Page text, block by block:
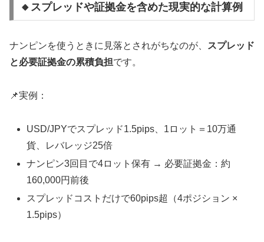
🔸スプレッドや証拠金を含めた現実的な計算例
ナンピンを使うときに見落とされがちなのが、
スプレッド
と必要証拠金の累積負担です。
📌実例：
USD/JPYでスプレッド1.5pips、1ロット＝10万通
貨、レバレッジ25倍
ナンピン3回目で4ロット保有 → 必要証拠金：約
160,000円前後
スプレッドコストだけで60pips超（4ポジション ×
1.5pips）